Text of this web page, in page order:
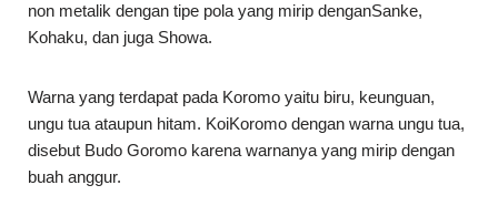
non metalik dengan tipe pola yang mirip denganSanke,
Kohaku, dan juga Showa.
Warna yang terdapat pada Koromo yaitu biru, keunguan,
ungu tua ataupun hitam. KoiKoromo dengan warna ungu tua,
disebut Budo Goromo karena warnanya yang mirip dengan
buah anggur.